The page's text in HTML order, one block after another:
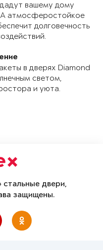
вашему дому
А атмосферостойкое
долговечность
в дверях Diamond
светом,
и уюта.
двери,
защищены.